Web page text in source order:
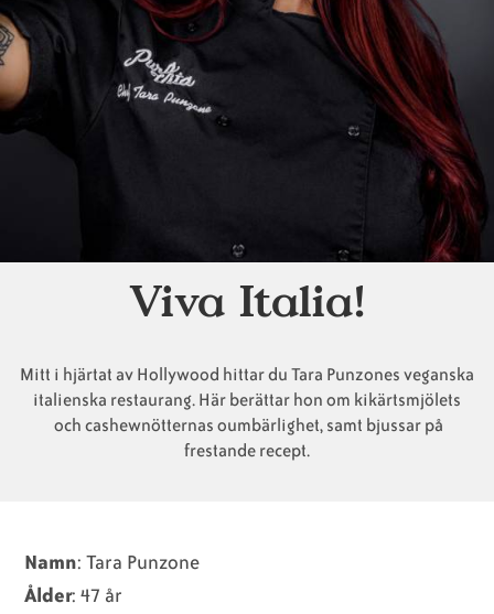
Animaliska
ingredienser
Veganska
konsumentlistor
Vanliga
certifieringar
Viva Italia!
Mitt i hjärtat av Hollywood hittar du Tara Punzones veganska
italienska restaurang. Här berättar hon om kikärtsmjölets
och cashewnötternas oumbärlighet, samt bjussar på
frestande recept.
Namn: Tara Punzone
Ålder: 47 år